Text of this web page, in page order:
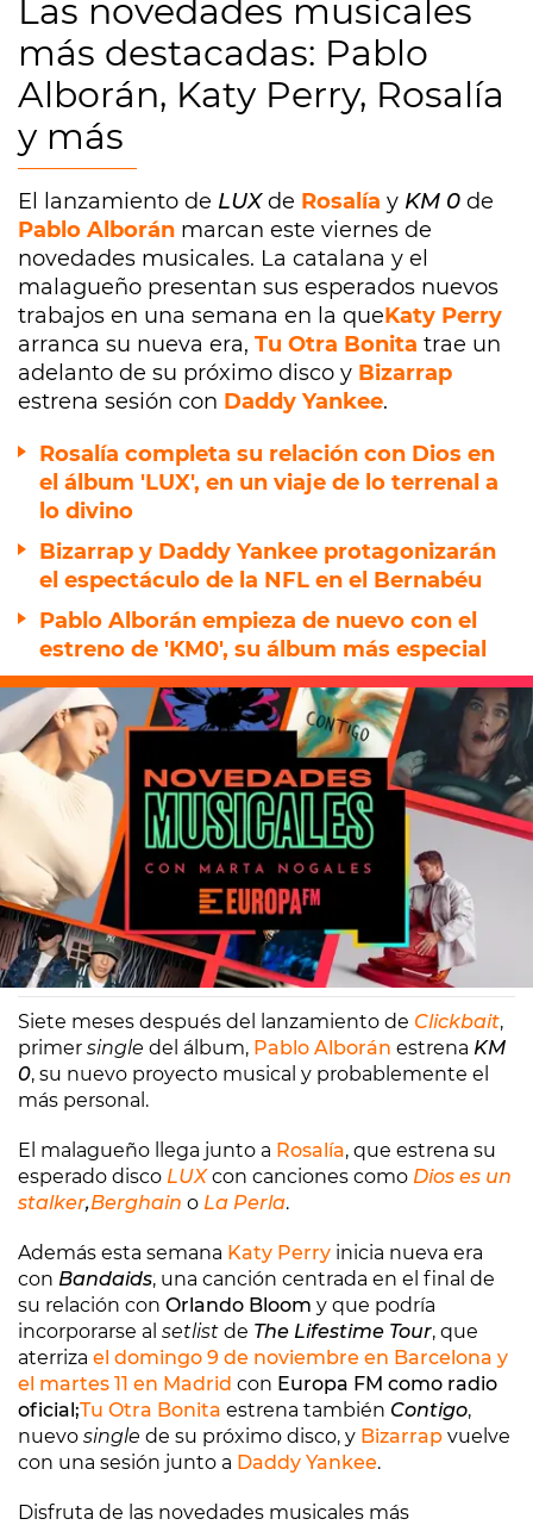
Las novedades musicales
más destacadas: Pablo
Alborán, Katy Perry, Rosalía
y más
El lanzamiento de LUXde Rosalía y KM 0 de
Pablo Alborán marcan este viernes de
novedades musicales. La catalana y el
malagueño presentan sus esperados nuevos
trabajos en una semana en la queKaty Perry
arranca su nueva era, Tu Otra Bonita trae un
adelanto de su próximo disco y Bizarrap
estrena sesión con Daddy Yankee.
Rosalía completa su relación con Dios en
el álbum 'LUX', en un viaje de lo terrenal a
lo divino
Bizarrap y Daddy Yankee protagonizarán
el espectáculo de la NFL en el Bernabéu
Pablo Alborán empieza de nuevo con el
estreno de 'KM0', su álbum más especial
Europa FM
Madrid 07/11/2025 12:15
Siete meses después del lanzamiento de Clickbait,
primer single del álbum, Pablo Alborán estrena KM
0, su nuevo proyecto musical y probablemente el
más personal.
El malagueño llega junto a Rosalía, que estrena su
esperado disco LUXcon canciones como Dios es un
stalker,Berghain o La Perla.
Además esta semana Katy Perry inicia nueva era
con Bandaids, una canción centrada en el final de
su relación con Orlando Bloom y que podría
incorporarse al setlist de The Lifestime Tour, que
aterriza el domingo 9 de noviembre en Barcelona y
el martes 11 en Madrid con Europa FM como radio
oficial;Tu Otra Bonita estrena también Contigo,
nuevo single de su próximo disco, y Bizarrap vuelve
con una sesión junto a Daddy Yankee.
Disfruta de las novedades musicales más